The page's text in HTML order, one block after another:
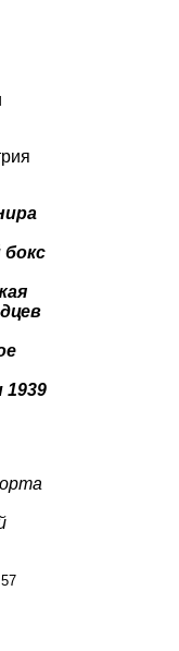
1939